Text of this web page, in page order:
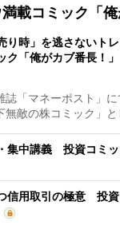
載コミック「俺
売り時」を逃さないト
ク「俺がカブ番長！」
「マネーポスト」
無敵の株コミック」
集中講義 投資コミッ
信用取引の極意 投